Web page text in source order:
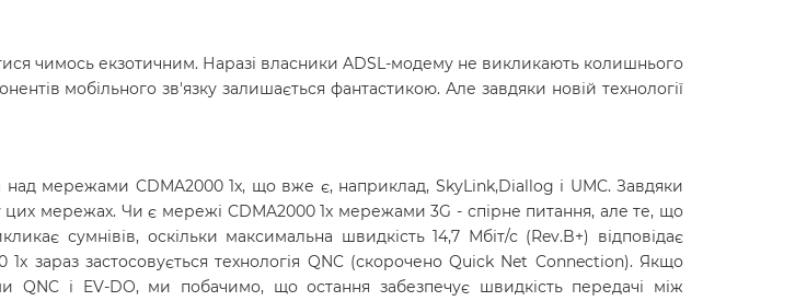
чимось екзотичним. Наразі власники ADSL-модему не викликають колишнього
мобільного зв'язку залишається фантастикою. Але завдяки новій технології
мережами CDMA2000 1x, що вже є, наприклад, SkyLink,Diallog і UMC. Завдяки
цих мережах. Чи є мережі CDMA2000 1x мережами 3G - спірне питання, але те, що
сумнівів, оскільки максимальна швидкість 14,7 Мбіт/с (Rev.B+) відповідає
зараз застосовується технологія QNC (скорочено Quick Net Connection). Якщо
QNC і EV-DO, ми побачимо, що остання забезпечує швидкість передачі між